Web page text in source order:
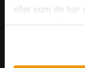
eller som de har